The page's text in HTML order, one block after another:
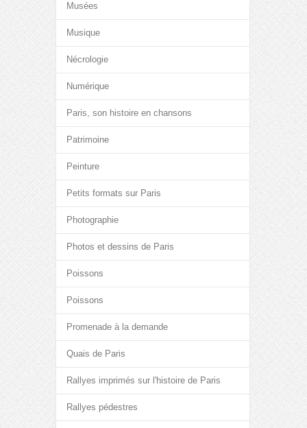
Musées
Musique
Nécrologie
Numérique
Paris, son histoire en chansons
Patrimoine
Peinture
Petits formats sur Paris
Photographie
Photos et dessins de Paris
Poissons
Poissons
Promenade à la demande
Quais de Paris
Rallyes imprimés sur l'histoire de Paris
Rallyes pédestres